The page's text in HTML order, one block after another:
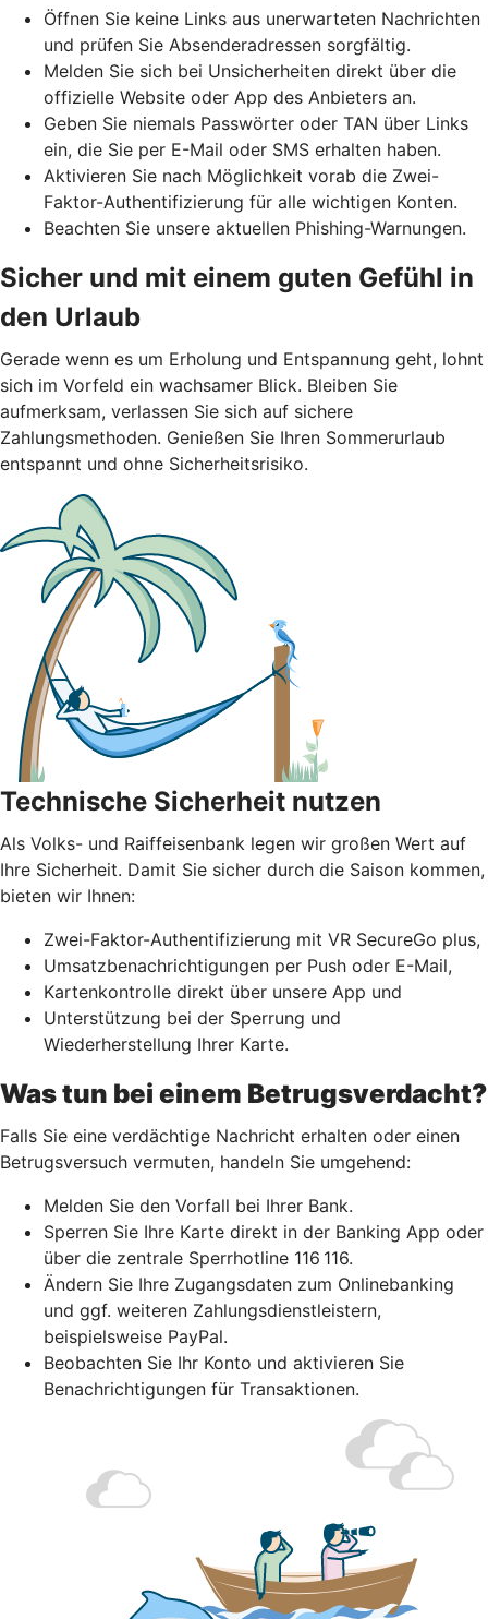
Öffnen Sie keine Links aus unerwarteten Nachrichten
und prüfen Sie Absenderadressen sorgfältig.
Melden Sie sich bei Unsicherheiten direkt über die
offizielle Website oder App des Anbieters an.
Geben Sie niemals Passwörter oder TAN über Links
ein, die Sie per E-Mail oder SMS erhalten haben.
Aktivieren Sie nach Möglichkeit vorab die Zwei-
Faktor-Authentifizierung für alle wichtigen Konten.
Beachten Sie unsere aktuellen Phishing-Warnungen.
Sicher und mit einem guten Gefühl in
den Urlaub
Gerade wenn es um Erholung und Entspannung geht, lohnt
sich im Vorfeld ein wachsamer Blick. Bleiben Sie
aufmerksam, verlassen Sie sich auf sichere
Zahlungsmethoden. Genießen Sie Ihren Sommerurlaub
entspannt und ohne Sicherheitsrisiko.
Technische Sicherheit nutzen
Als Volks- und Raiffeisenbank legen wir großen Wert auf
Ihre Sicherheit. Damit Sie sicher durch die Saison kommen,
bieten wir Ihnen:
Zwei-Faktor-Authentifizierung mit VR SecureGo plus,
Umsatzbenachrichtigungen per Push oder E-Mail,
Kartenkontrolle direkt über unsere App und
Unterstützung bei der Sperrung und
Wiederherstellung Ihrer Karte.
Was tun bei einem Betrugsverdacht?
Falls Sie eine verdächtige Nachricht erhalten oder einen
Betrugsversuch vermuten, handeln Sie umgehend:
Melden Sie den Vorfall bei Ihrer Bank.
Sperren Sie Ihre Karte direkt in der Banking App oder
über die zentrale Sperrhotline 116 116.
Ändern Sie Ihre Zugangsdaten zum Onlinebanking
und ggf. weiteren Zahlungsdienstleistern,
beispielsweise PayPal.
Beobachten Sie Ihr Konto und aktivieren Sie
Benachrichtigungen für Transaktionen.